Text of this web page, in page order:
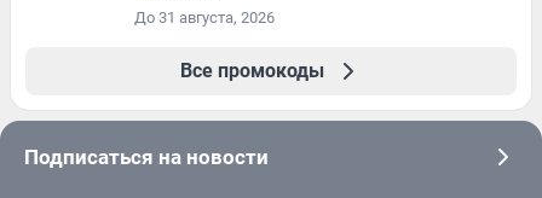
До 31 августа, 2026
Все промокоды
Подписаться на новости